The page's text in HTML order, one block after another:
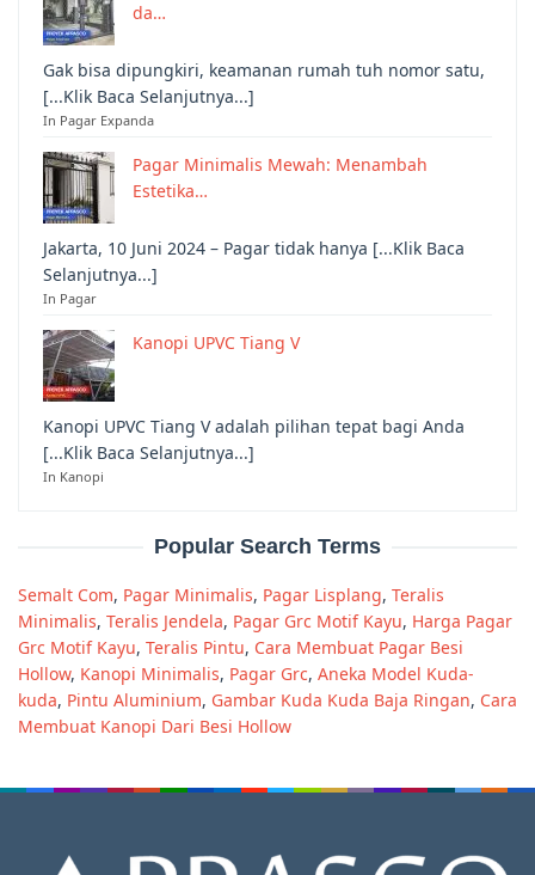
da…
Gak bisa dipungkiri, keamanan rumah tuh nomor satu,
[...Klik Baca Selanjutnya...]
In Pagar Expanda
Pagar Minimalis Mewah: Menambah
Estetika…
Jakarta, 10 Juni 2024 – Pagar tidak hanya [...Klik Baca
Selanjutnya...]
In Pagar
Kanopi UPVC Tiang V
Kanopi UPVC Tiang V adalah pilihan tepat bagi Anda
[...Klik Baca Selanjutnya...]
In Kanopi
Popular Search Terms
Semalt Com, Pagar Minimalis, Pagar Lisplang, Teralis
Minimalis, Teralis Jendela, Pagar Grc Motif Kayu, Harga Pagar
Grc Motif Kayu, Teralis Pintu, Cara Membuat Pagar Besi
Hollow, Kanopi Minimalis, Pagar Grc, Aneka Model Kuda-
kuda, Pintu Aluminium, Gambar Kuda Kuda Baja Ringan, Cara
Membuat Kanopi Dari Besi Hollow